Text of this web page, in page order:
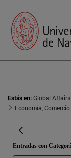
Estás en:Global
Economía,
Entradas con